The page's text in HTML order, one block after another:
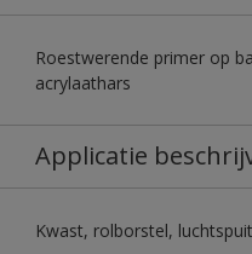
Roestwerende primer op
acrylaathars
Applicatie
Kwast, rolborstel,